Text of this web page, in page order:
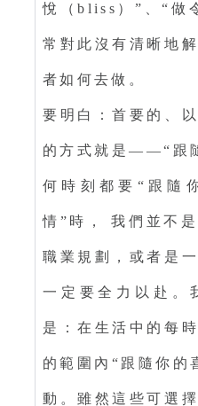
悅（bliss）”、“做
常對此沒有清晰地
者如何去做。
要明白：首要的、
的方式就是——“跟
何時刻都要“跟隨
情”時， 我們並不
職業規劃，或者是
一定要全力以赴。
是：在生活中的每
的範圍內“跟隨你的
動。雖然這些可選